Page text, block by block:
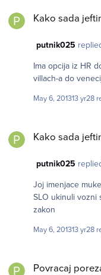
Kako sada
putnik025
Ima opcija iz HR
villach-a do
May 6, 201313 yr28
Kako sada
putnik025
Joj imenjace muke su to ... Nije mi jasno
SLO ukinuli vozni saobracaj ... A da
zakon
May 6, 201313 yr28
Povracaj